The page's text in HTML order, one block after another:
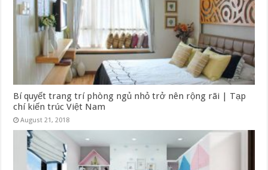
Bí quyết trang trí phòng ngủ nhỏ trở nên rộng rãi | Tạp
chí kiến trúc Việt Nam
August 21, 2018